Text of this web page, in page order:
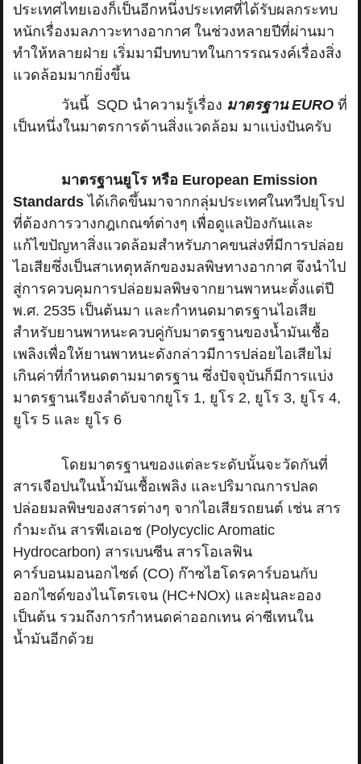
ประเทศไทยเองก็เป็นอีกหนึ่งประเทศที่ได้รับผลกระทบ
หนักเรื่องมลภาวะทางอากาศ ในช่วงหลายปีที่ผ่านมา
ทำให้หลายฝ่าย เริ่มมามีบทบาทในการรณรงค์เรื่องสิ่ง
แวดล้อมมากยิ่งขึ้น
วันนี้ SQD นำความรู้เรื่อง มาตรฐาน EURO ที่
เป็นหนึ่งในมาตรการด้านสิ่งแวดล้อม มาแบ่งปันครับ
มาตรฐานยูโร หรือ European Emission
Standardsได้เกิดขึ้นมาจากกลุ่มประเทศในทวีปยุโรป
ที่ต้องการวางกฎเกณฑ์ต่างๆ เพื่อดูแลป้องกันและ
แก้ไขปัญหาสิ่งแวดล้อมสำหรับภาคขนส่งที่มีการปล่อย
ไอเสียซึ่งเป็นสาเหตุหลักของมลพิษทางอากาศ จึงนำไป
สู่การควบคุมการปล่อยมลพิษจากยานพาหนะตั้งแต่ปี
พ.ศ. 2535 เป็นต้นมา และกำหนดมาตรฐานไอเสีย
สำหรับยานพาหนะควบคู่กับมาตรฐานของน้ำมันเชื้อ
เพลิงเพื่อให้ยานพาหนะดังกล่าวมีการปล่อยไอเสียไม่
เกินค่าที่กำหนดตามมาตรฐาน ซึ่งปัจจุบันก็มีการแบ่ง
มาตรฐานเรียงลำดับจากยูโร 1, ยูโร 2, ยูโร 3, ยูโร 4,
ยูโร 5 และ ยูโร 6
โดยมาตรฐานของแต่ละระดับนั้นจะวัดกันที่
สารเจือปนในน้ำมันเชื้อเพลิง และปริมาณการปลด
ปล่อยมลพิษของสารต่างๆ จากไอเสียรถยนต์ เช่น สาร
กำมะถัน สารพีเอเอช (Polycyclic Aromatic
Hydrocarbon) สารเบนซีน สารโอเลฟิน
คาร์บอนมอนอกไซด์ (CO) ก๊าซไฮโดรคาร์บอนกับ
ออกไซด์ของไนโตรเจน (HC+NOx) และฝุ่นละออง
เป็นต้น รวมถึงการกำหนดค่าออกเทน ค่าซีเทนใน
น้ำมันอีกด้วย